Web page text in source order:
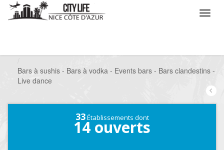
Bars à sushis - Bars à vodka - Events bars - Bars clandestins -
Live dance
33Établissements dont
14 ouverts